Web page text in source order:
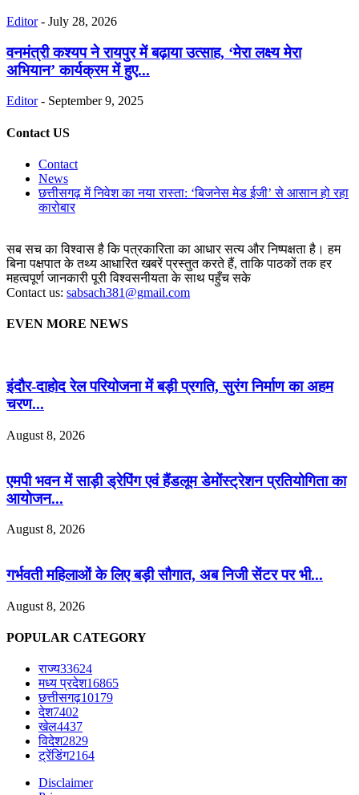
Editor - July 28, 2026
वनमंत्री कश्यप ने रायपुर में बढ़ाया उत्साह, ‘मेरा लक्ष्य मेरा
अभियान’ कार्यक्रम में हुए...
Editor - September 9, 2025
Contact US
Contact
News
छत्तीसगढ़ में निवेश का नया रास्ता: ‘बिजनेस मेड ईजी’ से आसान हो रहा
कारोबार
सब सच का विश्वास है कि पत्रकारिता का आधार सत्य और निष्पक्षता है। हम
बिना पक्षपात के तथ्य आधारित खबरें प्रस्तुत करते हैं, ताकि पाठकों तक हर
महत्वपूर्ण जानकारी पूरी विश्वसनीयता के साथ पहुँच सके
Contact us: sabsach381@gmail.com
EVEN MORE NEWS
इंदौर-दाहोद रेल परियोजना में बड़ी प्रगति, सुरंग निर्माण का अहम
चरण...
August 8, 2026
एमपी भवन में साड़ी ड्रेपिंग एवं हैंडलूम डेमोंस्ट्रेशन प्रतियोगिता का
आयोजन...
August 8, 2026
गर्भवती महिलाओं के लिए बड़ी सौगात, अब निजी सेंटर पर भी...
August 8, 2026
POPULAR CATEGORY
राज्य33624
मध्य प्रदेश16865
छत्तीसगढ़10179
देश7402
खेल4437
विदेश2829
ट्रेंडिंग2164
Disclaimer